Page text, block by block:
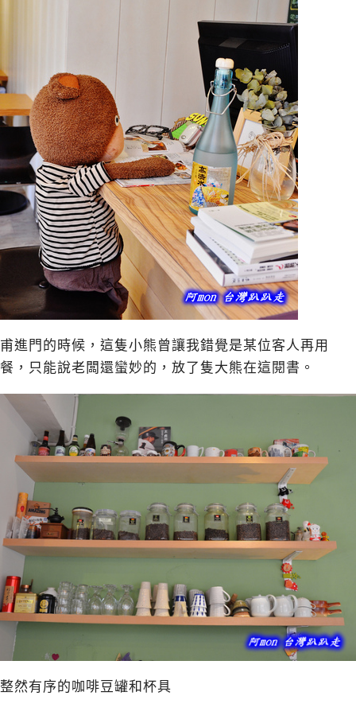
甫進門的時候，這隻小熊曾讓我錯覺是某位客人再用
餐，只能說老闆還蠻妙的，放了隻大熊在這閱書。
整然有序的咖啡豆罐和杯具